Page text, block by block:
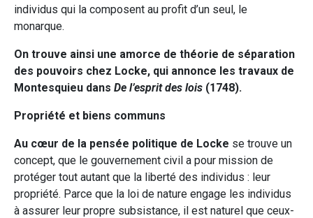
individus qui la composent au profit d’un seul, le
monarque.
On trouve ainsi une amorce de théorie de séparation
des pouvoirs chez Locke, qui annonce les travaux de
Montesquieu dans De l’esprit des lois (1748).
Propriété et biens communs
Au cœur de la pensée politique de Locke se trouve un
concept, que le gouvernement civil a pour mission de
protéger tout autant que la liberté des individus : leur
propriété. Parce que la loi de nature engage les individus
à assurer leur propre subsistance, il est naturel que ceux-